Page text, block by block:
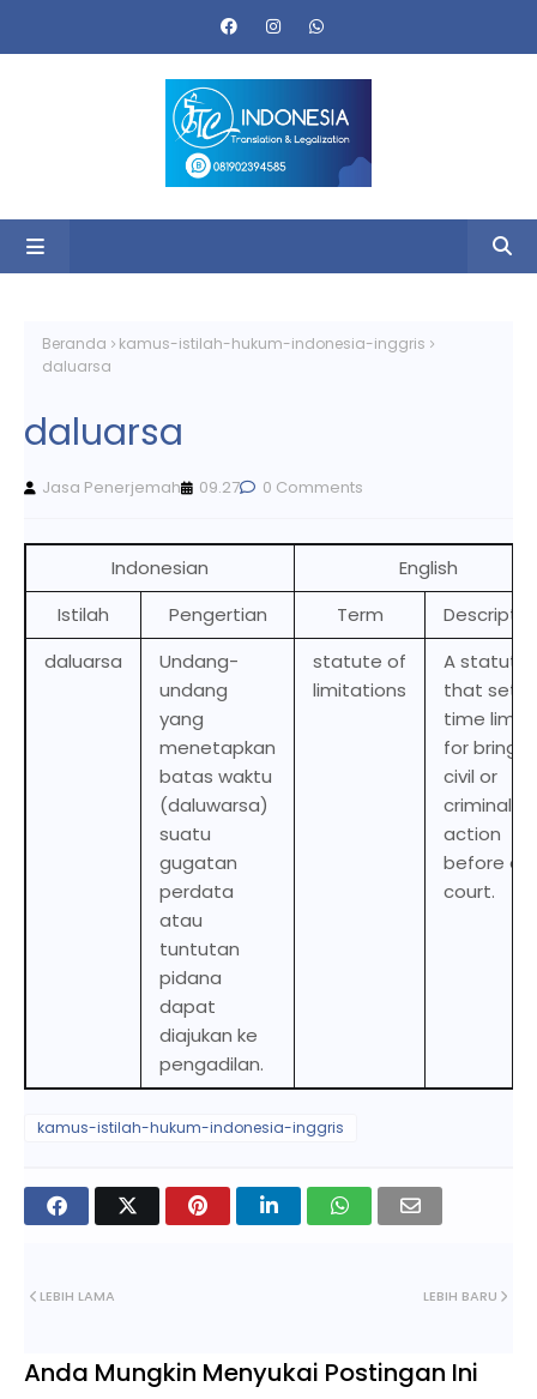
Beranda
kamus-istilah-hukum-indonesia-inggris
daluarsa
daluarsa
Jasa Penerjemah 09.27 0 Comments
Indonesian
English
Istilah
Pengertian Term
daluarsa
Undang-
undang
yang
menetapkan
batas waktu
(daluwarsa)
suatu
gugatan
perdata
atau
tuntutan
pidana
dapat
diajukan ke
pengadilan.
statute of
limitations
A statute
that sets
time limit
for
civil or
criminal
action
before a
court.
kamus-istilah-hukum-indonesia-inggris
LEBIH BARU
LEBIH LAMA
Anda Mungkin Menyukai Postingan Ini